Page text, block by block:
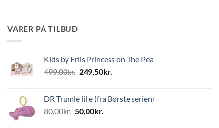
VARER PÅ TILBUD
Kids by Friis Princess on The Pea
499,00kr. Den
var:
499,00kr..
249,50kr.
er:
DR Trumle lille (fra Børste serien)
80,00kr. Den
50,00kr.